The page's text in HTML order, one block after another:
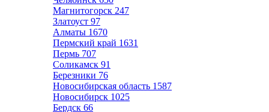
Магнитогорск 247
Златоуст 97
Алматы 1670
Пермский край 1631
Пермь 707
Соликамск 91
Березники 76
Новосибирская область 1587
Новосибирск 1025
Бердск 66